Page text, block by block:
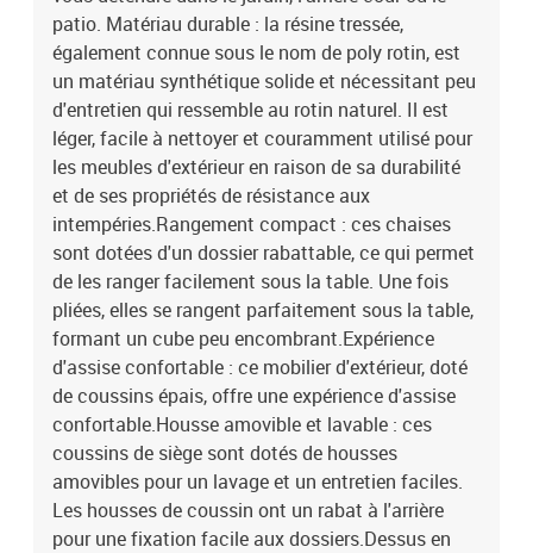
patio. Matériau durable : la résine tressée,
également connue sous le nom de poly rotin, est
un matériau synthétique solide et nécessitant peu
d'entretien qui ressemble au rotin naturel. Il est
léger, facile à nettoyer et couramment utilisé pour
les meubles d'extérieur en raison de sa durabilité
et de ses propriétés de résistance aux
intempéries.Rangement compact : ces chaises
sont dotées d'un dossier rabattable, ce qui permet
de les ranger facilement sous la table. Une fois
pliées, elles se rangent parfaitement sous la table,
formant un cube peu encombrant.Expérience
d'assise confortable : ce mobilier d'extérieur, doté
de coussins épais, offre une expérience d'assise
confortable.Housse amovible et lavable : ces
coussins de siège sont dotés de housses
amovibles pour un lavage et un entretien faciles.
Les housses de coussin ont un rabat à l'arrière
pour une fixation facile aux dossiers.Dessus en